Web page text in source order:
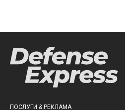
ПОСЛУГИ & РЕКЛАМА